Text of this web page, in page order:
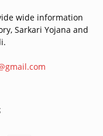
wide information
Sarkari Yojana and